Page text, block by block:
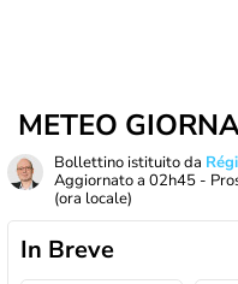
METEO
Bollettino istituito da
Aggiornato a 02h45 -
(ora locale)
In Breve